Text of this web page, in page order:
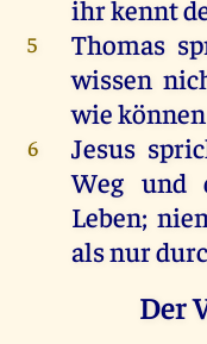
ihrkennt
5 Thomas
wissen
wiekönnen
6 Jesus
Weg und
Leben;
alsnur
Der